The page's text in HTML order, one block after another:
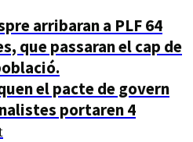
arribaran a PLF 64
que passaran el cap de
el pacte de govern
portaren 4